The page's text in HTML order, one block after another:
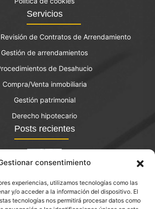
consentimiento
experiencias, utilizamos tecnologías como las
y/o acceder a la información del dispositivo. El
tecnologías nos permitirá procesar datos como
Servicios
de Contratos de Arrendamiento
Gestión de arrendamientos
de Desahucio
Compra/Venta inmobiliaria
Gestión patrimonial
Derecho hipotecario
Posts recientes
de vivienda: qué es y quién lo puede
solicitar?